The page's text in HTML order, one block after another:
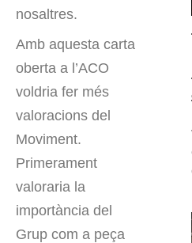
nosaltres.
Amb aquesta carta
oberta a l’ACO
voldria fer més
valoracions del
Moviment.
Primerament
valoraria la
importància del
Grup com a peça